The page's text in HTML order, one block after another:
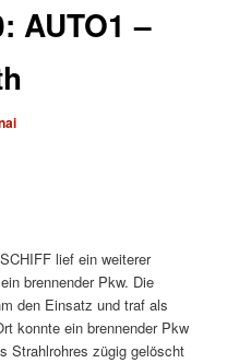
AUTO1 –
lief ein weiterer
brennender Pkw. Die
den Einsatz und traf als
konnte ein brennender Pkw
Strahlrohres zügig gelöscht